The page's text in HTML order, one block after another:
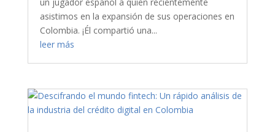
asistimos en la expansión de sus operaciones en
Colombia. ¡Él compartió una...
leer más